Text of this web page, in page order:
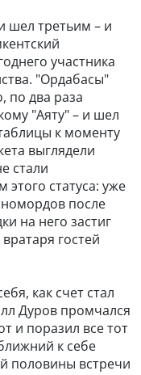
шел третьим – и
участника
"Ордабасы"
по два раза
"Аяту" – и шел
к моменту
выглядели
стали
статуса: уже
после
на него застиг
гостей
как счет стал
Дуров промчался
и поразил все тот
к себе
половины встречи